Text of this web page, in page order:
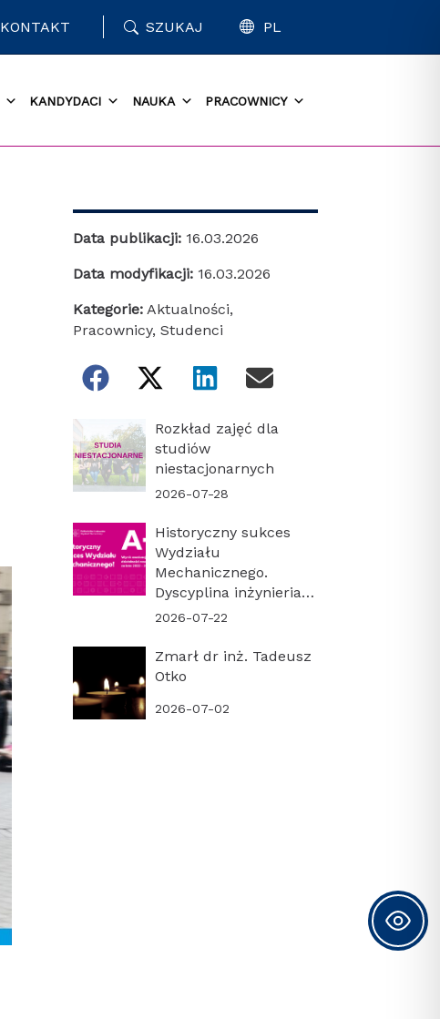
KONTAKT SZUKAJ PL
KANDYDACI NAUKA PRACOWNICY
Data publikacji: 16.03.2026
Data modyfikacji: 16.03.2026
Kategorie: Aktualności,
Pracownicy, Studenci
Rozkład zajęć dla
studiów
niestacjonarnych
2026-07-28
Historyczny sukces
Wydziału
Mechanicznego.
Dyscyplina inżynieria
mechaniczna z
naukową A+!
2026-07-22
Zmarł dr inż. Tadeusz
Otko
2026-07-02